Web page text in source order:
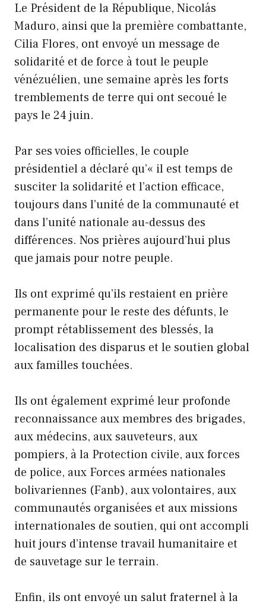
Le Président de la République, Nicolás
Maduro, ainsi que la première combattante,
Cilia Flores, ont envoyé un message de
solidarité et de force à tout le peuple
vénézuélien, une semaine après les forts
tremblements de terre qui ont secoué le
pays le 24 juin.
Par ses voies officielles, le couple
présidentiel a déclaré qu’« il est temps de
susciter la solidarité et l’action efficace,
toujours dans l’unité de la communauté et
dans l’unité nationale au-dessus des
différences. Nos prières aujourd’hui plus
que jamais pour notre peuple.
Ils ont exprimé qu’ils restaient en prière
permanente pour le reste des défunts, le
prompt rétablissement des blessés, la
localisation des disparus et le soutien global
aux familles touchées.
Ils ont également exprimé leur profonde
reconnaissance aux membres des brigades,
aux médecins, aux sauveteurs, aux
pompiers, à la Protection civile, aux forces
de police, aux Forces armées nationales
bolivariennes (Fanb), aux volontaires, aux
communautés organisées et aux missions
internationales de soutien, qui ont accompli
huit jours d’intense travail humanitaire et
de sauvetage sur le terrain.
Enfin, ils ont envoyé un salut fraternel à la